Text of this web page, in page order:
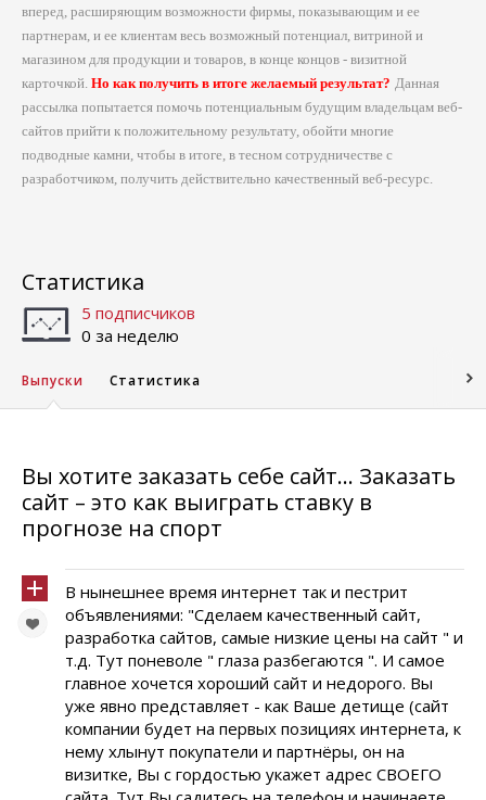
вперед, расширяющим возможности фирмы, показывающим и ее
партнерам, и ее клиентам весь возможный потенциал, витриной и
магазином для продукции и товаров, в конце концов - визитной
карточкой. Но как получить в итоге желаемый результат? Данная
рассылка попытается помочь потенциальным будущим владельцам веб-
сайтов прийти к положительному результату, обойти многие
подводные камни, чтобы в итоге, в тесном сотрудничестве с
разработчиком, получить действительно качественный веб-ресурс.
Статистика
5 подписчиков
0 за неделю
Выпуски Статистика
Вы хотите заказать себе сайт... Заказать
сайт – это как выиграть ставку в
прогнозе на спорт
В нынешнее время интернет так и пестрит
объявлениями: "Сделаем качественный сайт,
разработка сайтов, самые низкие цены на сайт " и
т.д. Тут поневоле " глаза разбегаются ". И самое
главное хочется хороший сайт и недорого. Вы
уже явно представляет - как Ваше детище (сайт
компании будет на первых позициях интернета, к
нему хлынут покупатели и партнёры, он на
визитке, Вы с гордостью укажет адрес СВОЕГО